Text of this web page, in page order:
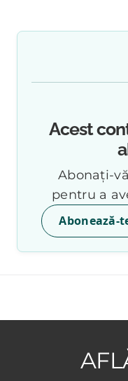
Acest
Abonați-
pentru a
Abonează-